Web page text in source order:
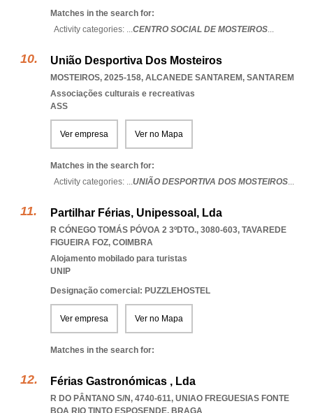
Matches in the search for:
Activity categories: ...CENTRO SOCIAL DE MOSTEIROS...
União Desportiva Dos Mosteiros
MOSTEIROS, 2025-158, ALCANEDE SANTAREM, SANTAREM
Associações culturais e recreativas
ASS
Ver empresa Ver no Mapa
Matches in the search for:
Activity categories: ...UNIÃO DESPORTIVA DOS MOSTEIROS...
Partilhar Férias, Unipessoal, Lda
R CÓNEGO TOMÁS PÓVOA 2 3ºDTO., 3080-603, TAVAREDE
FIGUEIRA FOZ, COIMBRA
Alojamento mobilado para turistas
UNIP
Designação comercial: PUZZLEHOSTEL
Ver empresa Ver no Mapa
Matches in the search for:
Férias Gastronómicas , Lda
R DO PÂNTANO S/N, 4740-611, UNIAO FREGUESIAS FONTE
BOA RIO TINTO ESPOSENDE, BRAGA